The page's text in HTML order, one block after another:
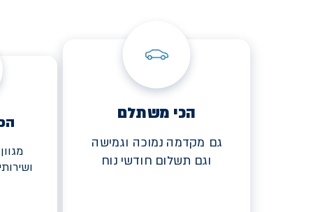
הכי משתלם
גם מקדמה נמוכה וגמישה
וגם תשלום חודשי נוח